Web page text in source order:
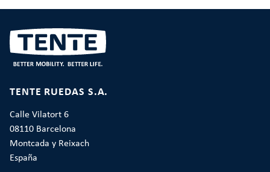
TENTE RUEDAS S.A.
Calle Vilatort 6
08110 Barcelona
Montcada y Reixach
España